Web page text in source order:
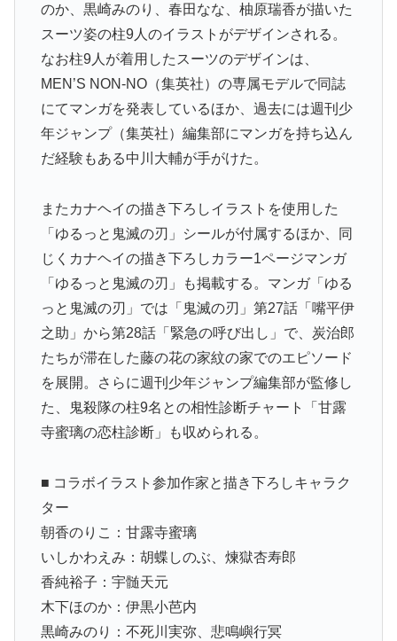
のか、黒崎みのり、春田なな、柚原瑞香が描いた
スーツ姿の柱9人のイラストがデザインされる。
なお柱9人が着用したスーツのデザインは、
MEN’S NON-NO（集英社）の専属モデルで同誌
にてマンガを発表しているほか、過去には週刊少
年ジャンプ（集英社）編集部にマンガを持ち込ん
だ経験もある中川大輔が手がけた。
またカナヘイの描き下ろしイラストを使用した
「ゆるっと鬼滅の刃」シールが付属するほか、同
じくカナヘイの描き下ろしカラー1ページマンガ
「ゆるっと鬼滅の刃」も掲載する。マンガ「ゆる
っと鬼滅の刃」では「鬼滅の刃」第27話「嘴平伊
之助」から第28話「緊急の呼び出し」で、炭治郎
たちが滞在した藤の花の家紋の家でのエピソード
を展開。さらに週刊少年ジャンプ編集部が監修し
た、鬼殺隊の柱9名との相性診断チャート「甘露
寺蜜璃の恋柱診断」も収められる。
■ コラボイラスト参加作家と描き下ろしキャラク
ター
朝香のりこ：甘露寺蜜璃
いしかわえみ：胡蝶しのぶ、煉獄杏寿郎
香純裕子：宇髄天元
木下ほのか：伊黒小芭内
黒崎みのり：不死川実弥、悲鳴嶼行冥